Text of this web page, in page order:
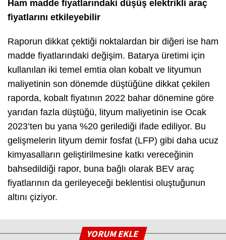
Ham madde fiyatlarındaki düşüş elektrikli araç
fiyatlarını etkileyebilir
Raporun dikkat çektiği noktalardan bir diğeri ise ham
madde fiyatlarındaki değişim. Batarya üretimi için
kullanılan iki temel emtia olan kobalt ve lityumun
maliyetinin son dönemde düştüğüne dikkat çekilen
raporda, kobalt fiyatının 2022 bahar dönemine göre
yarıdan fazla düştüğü, lityum maliyetinin ise Ocak
2023’ten bu yana %20 gerilediği ifade ediliyor. Bu
gelişmelerin lityum demir fosfat (LFP) gibi daha ucuz
kimyasalların geliştirilmesine katkı vereceğinin
bahsedildiği rapor, buna bağlı olarak BEV araç
fiyatlarının da gerileyeceği beklentisi oluştuğunun
altını çiziyor.
YORUM EKLE